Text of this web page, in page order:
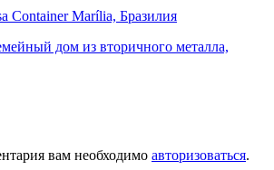
Container Marília, Бразилия
дом из вторичного металла,
вам необходимо авторизоваться.